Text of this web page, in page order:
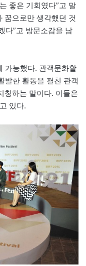
좋은 기회였다”고 말
꿈으로만 생각했던 것
다”고 방문소감을 남
가능했다. 관객문화활
발한 활동을 펼친 관객
칭하는 말이다. 이들은
있다.